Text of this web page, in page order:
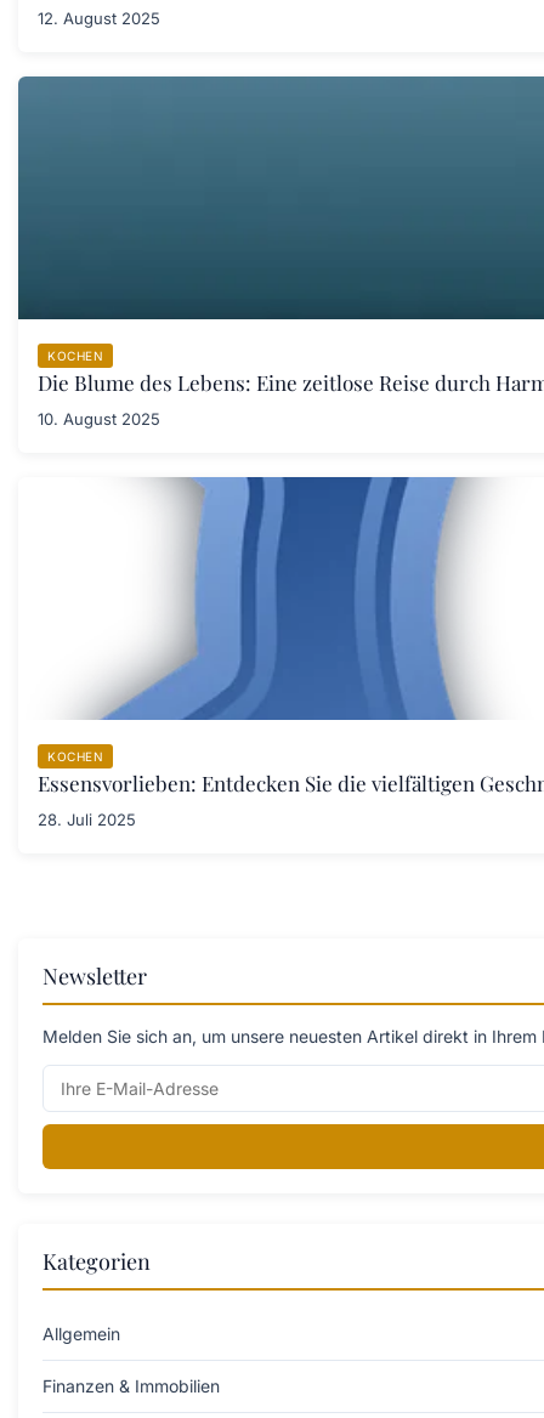
12. August 2025
KOCHEN
Die Blume des Lebens: Eine zeitlose Reise durch
10. August 2025
KOCHEN
Essensvorlieben: Entdecken Sie die vielfältigen
28. Juli 2025
Newsletter
Melden Sie sich an, um unsere neuesten Artikel direkt in
Kategorien
Allgemein
Finanzen & Immobilien